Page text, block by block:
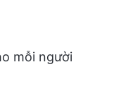
mỗi người